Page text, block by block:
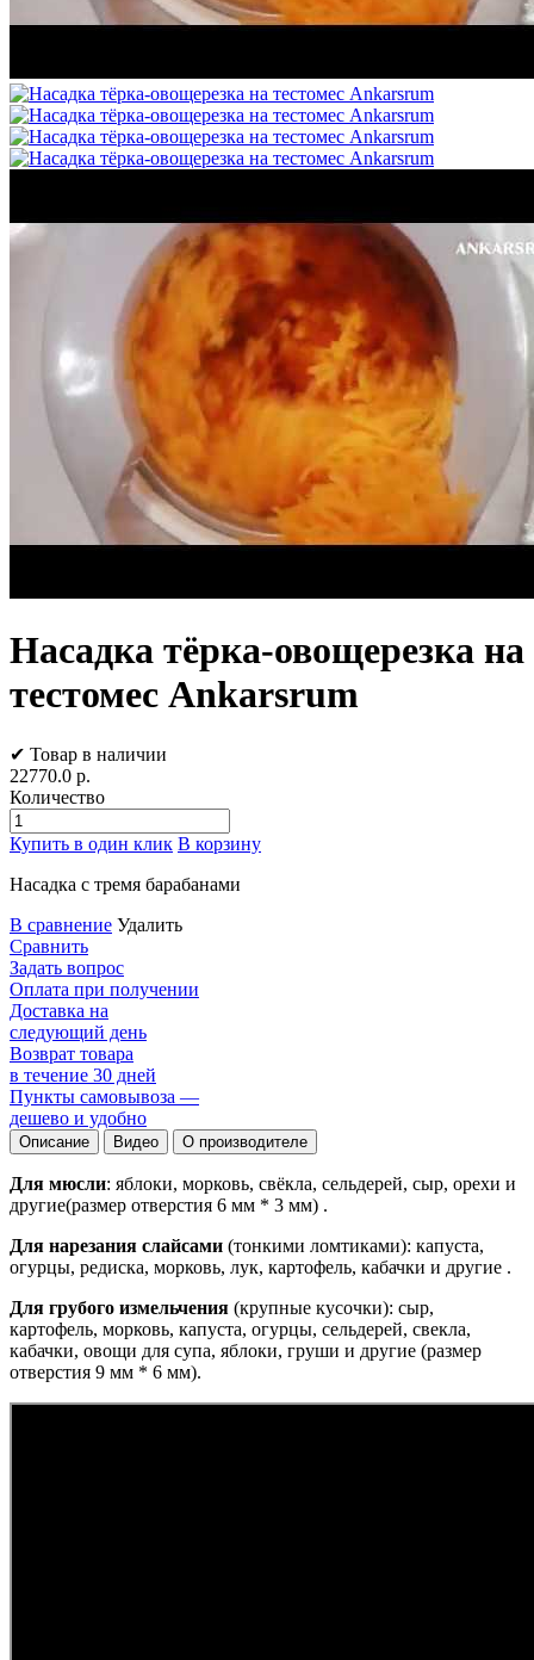
Насадка тёрка-овощерезка на
тестомес Ankarsrum
✔ Товар в наличии
22770.0 р.
Количество
Купить в один клик В корзину
Насадка с тремя барабанами
В сравнение Удалить
Сравнить
Задать вопрос
Оплата при получении
Доставка на
следующий день
Возврат товара
в течение 30 дней
Пункты самовывоза —
дешево и удобно
Описание Видео О производителе
Для мюсли: яблоки, морковь, свёкла, сельдерей, сыр, орехи и
другие(размер отверстия 6 мм * 3 мм) .
Для нарезания слайсами (тонкими ломтиками): капуста,
огурцы, редиска, морковь, лук, картофель, кабачки и другие .
Для грубого измельчения (крупные кусочки): сыр,
картофель, морковь, капуста, огурцы, сельдерей, свекла,
кабачки, овощи для супа, яблоки, груши и другие (размер
отверстия 9 мм * 6 мм).